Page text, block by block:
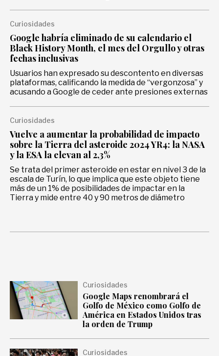
Curiosidades
Google habría eliminado de su calendario el
Black History Month, el mes del Orgullo y otras
fechas inclusivas
Usuarios han expresado su descontento en diversas
plataformas, calificando la medida de “vergonzosa” y
acusando a Google de ceder ante presiones externas
Curiosidades
Vuelve a aumentar la probabilidad de impacto
sobre la Tierra del asteroide 2024 YR4: la NASA
y la ESA la elevan al 2,3%
Se trata del primer asteroide en estar en nivel 3 de la
escala de Turín, lo que implica que este objeto tiene
más de un 1% de posibilidades de impactar en la
Tierra y mide entre 40 y 90 metros de diámetro
Curiosidades
Google Maps renombrará el
Golfo de México como Golfo de
América en Estados Unidos tras
la orden de Trump
Curiosidades